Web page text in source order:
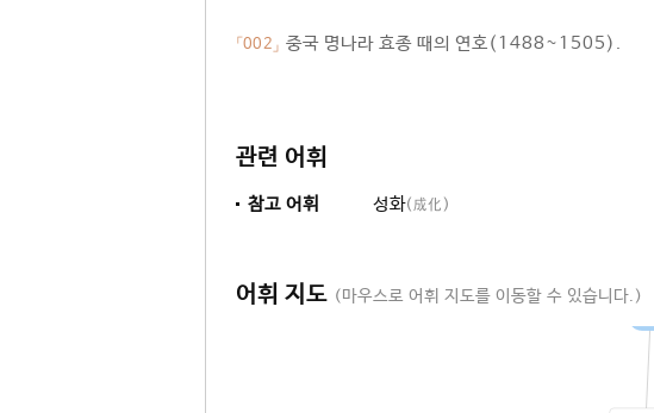
「002」 중국 명나라 효종 때의 연호(1488~1505).
관련 어휘
참고 어휘 성화(成化)
어휘 지도 (마우스로 어휘 지도를 이동할 수 있습니다.)